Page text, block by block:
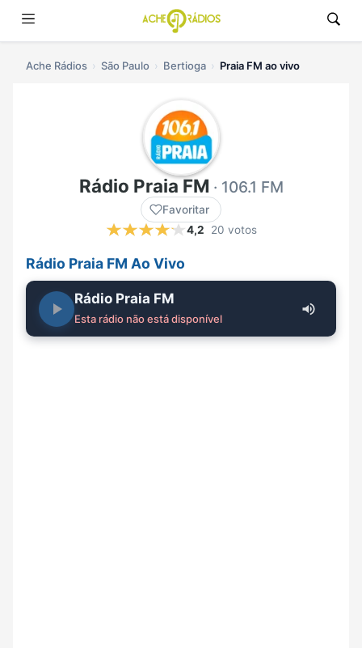
Ache Rádios São Paulo Bertioga Praia FM ao vivo
Rádio Praia FM · 106.1 FM
Favoritar
4,2
20 votos
Rádio Praia FM Ao Vivo
Rádio Praia FM
Esta rádio não está disponível